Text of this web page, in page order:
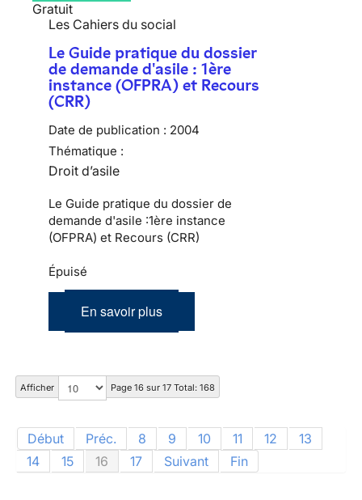
Gratuit
Les Cahiers du social
Le Guide pratique du dossier
de demande d'asile : 1ère
instance (OFPRA) et Recours
(CRR)
Date de publication : 2004
Thématique :
Droit d’asile
Le Guide pratique du dossier de
demande d'asile :1ère instance
(OFPRA) et Recours (CRR)
Épuisé
En savoir plus
Afficher Page 16 sur 17 Total: 168
Début Préc. 8 9 10 11 12
13
14
15 16 17 Suivant Fin